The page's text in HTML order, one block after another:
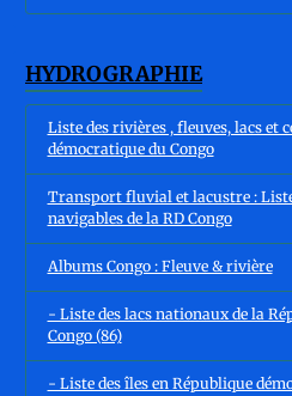
HYDROGRAPHIE
Liste des rivières , fleuves, lacs et
démocratique du Congo
Transport fluvial et lacustre :
navigables de la RD Congo
Albums Congo : Fleuve & rivière
- Liste des lacs nationaux de la
Congo (86)
- Liste des îles en République